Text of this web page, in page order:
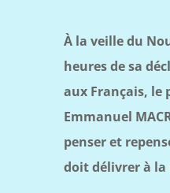
À la veille du
heures de sa
aux Français, le
Emmanuel
penser et
doit délivrer à